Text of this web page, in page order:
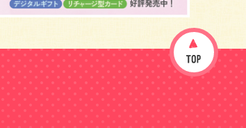
小学生 家族写真 産休
花粉症 枕 メニュー
グッズ お七夜 お宮参り